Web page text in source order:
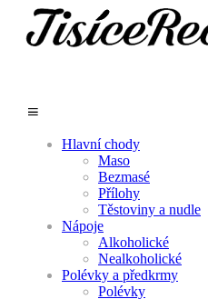
Hlavní chody
Maso
Bezmasé
Přílohy
Těstoviny a nudle
Nápoje
Alkoholické
Nealkoholické
Polévky a předkrmy
Polévky